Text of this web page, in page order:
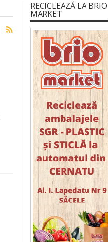
RECICLEAZĂ LA BRIO
MARKET